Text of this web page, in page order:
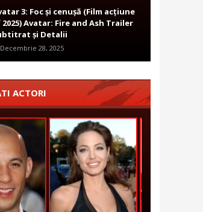
3: Foc și cenușă (Film acțiune
2025) Avatar: Fire and Ash Trailer
și Detalii
Decembrie 28, 2025
ACTORI